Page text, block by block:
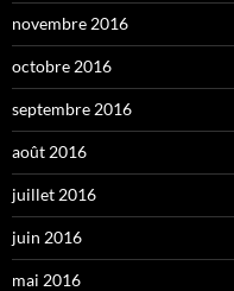
novembre 2016
octobre 2016
septembre 2016
août 2016
juillet 2016
juin 2016
mai 2016